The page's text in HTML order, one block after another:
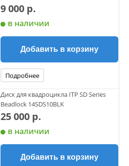
9 000 р.
в наличии
Добавить в корзину
Подробнее
Диск для квадроцикла ITP SD Series
Beadlock 14SDS10BLK
25 000 р.
в наличии
Добавить в корзину